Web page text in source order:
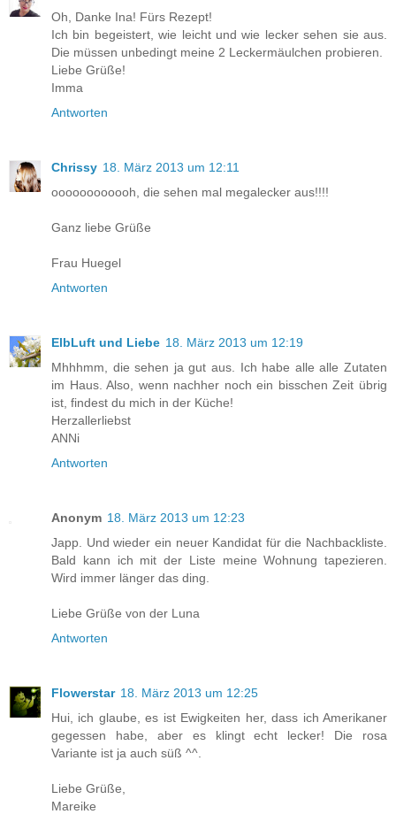
Oh, Danke Ina! Fürs Rezept!
Ich bin begeistert, wie leicht und wie lecker sehen sie aus.
Die müssen unbedingt meine 2 Leckermäulchen probieren.
Liebe Grüße!
Imma
Antworten
Chrissy 18. März 2013 um 12:11
oooooooooooh, die sehen mal megalecker aus!!!!
Ganz liebe Grüße
Frau Huegel
Antworten
ElbLuft und Liebe 18. März 2013 um 12:19
Mhhhmm, die sehen ja gut aus. Ich habe alle alle Zutaten
im Haus. Also, wenn nachher noch ein bisschen Zeit übrig
ist, findest du mich in der Küche!
Herzallerliebst
ANNi
Antworten
Anonym 18. März 2013 um 12:23
Japp. Und wieder ein neuer Kandidat für die Nachbackliste.
Bald kann ich mit der Liste meine Wohnung tapezieren.
Wird immer länger das ding.
Liebe Grüße von der Luna
Antworten
Flowerstar 18. März 2013 um 12:25
Hui, ich glaube, es ist Ewigkeiten her, dass ich Amerikaner
gegessen habe, aber es klingt echt lecker! Die rosa
Variante ist ja auch süß ^^.
Liebe Grüße,
Mareike